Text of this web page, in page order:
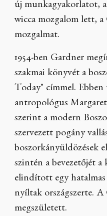
új munkagyakorlatot,
wicca mozgalom lett,
mozgalmat.
1954-ben Gardner
szakmai könyvét a
Today" címmel. Ebben
antropológus
szerint a modern
szervezett pogány
boszorkányüldözések
szintén a bevezetőjét
elindított egy
nyíltak országszerte.
megszületett.